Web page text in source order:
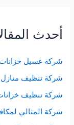
أحدث
شركة غسيل خزانات
شركة تنظيف منازل
شركة تنظيف
شركة المثالي